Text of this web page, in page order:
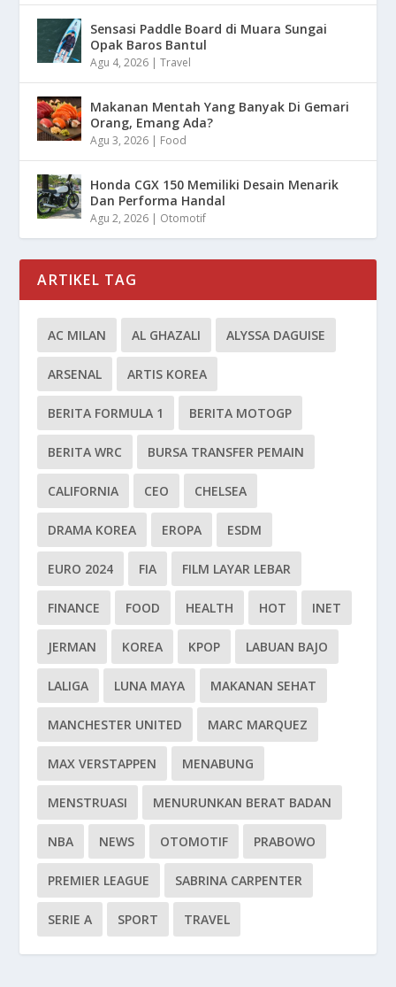
Sensasi Paddle Board di Muara Sungai
Opak Baros Bantul
Agu 4, 2026 |Travel
Makanan Mentah Yang Banyak Di Gemari
Orang, Emang Ada?
Agu 3, 2026 | Food
Honda CGX 150 Memiliki Desain Menarik
Dan Performa Handal
Agu 2, 2026 | Otomotif
ARTIKEL TAG
AC MILAN AL GHAZALI ALYSSA DAGUISE
ARSENAL ARTIS KOREA
BERITA FORMULA 1 BERITA MOTOGP
BERITA WRC BURSA TRANSFER PEMAIN
CALIFORNIA CEO CHELSEA
DRAMA KOREA EROPA ESDM
EURO 2024 FIA FILM LAYAR LEBAR
FINANCE FOOD HEALTH HOT INET
JERMAN KOREA KPOP LABUAN BAJO
LALIGA LUNA MAYA MAKANAN SEHAT
MANCHESTER UNITED MARC MARQUEZ
MAX VERSTAPPEN MENABUNG
MENSTRUASI MENURUNKAN BERAT BADAN
NBA NEWS OTOMOTIF PRABOWO
PREMIER LEAGUE SABRINA CARPENTER
SERIE A SPORT TRAVEL